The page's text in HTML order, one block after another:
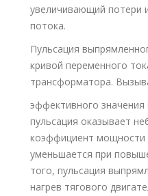
увеличивающий потери
потока.
Пульсация
кривой переменного
трансформатора.
эффективного
пульсация оказывает
коэффициент мощности
уменьшается при
того, пульсация
нагрев тягового